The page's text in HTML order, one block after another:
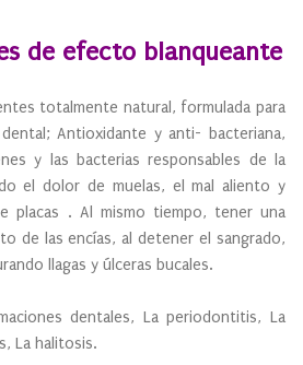
de efecto blanqueante
totalmente natural, formulada para
Antioxidante y anti- bacteriana,
y las bacterias responsables de la
el dolor de muelas, el mal aliento y
placas . Al mismo tiempo, tener una
de las encías, al detener el sangrado,
llagas y úlceras bucales.
dentales, La periodontitis, La
La halitosis.